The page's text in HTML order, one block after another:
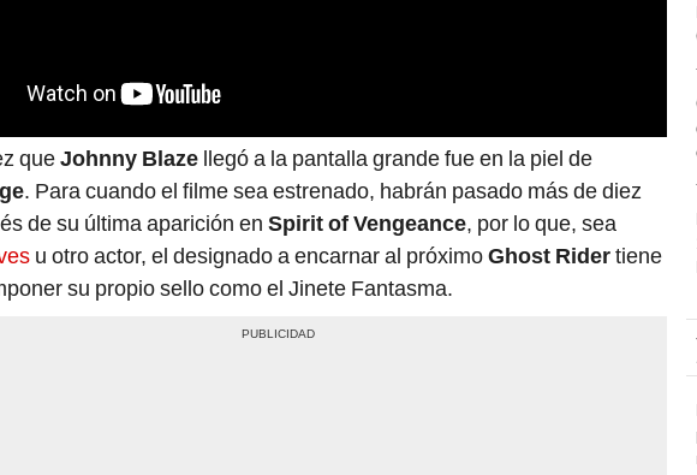
queJohnny Blaze llegó a la pantalla grande fue en la piel de
. Para cuando el filme sea estrenado, habrán pasado más de diez
de su última aparición en Spirit of Vengeance, por lo que, sea
u otro actor, el designado a encarnar al próximoGhost Ridertiene
su propio sello como el Jinete Fantasma.